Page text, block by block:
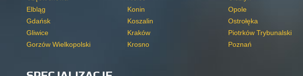
Elbląg
Gdańsk
Gliwice
Gorzów Wielkopolski
Konin
Koszalin
Kraków
Krosno
Opole
Ostrołęka
Piotrków Trybunalski
Poznań